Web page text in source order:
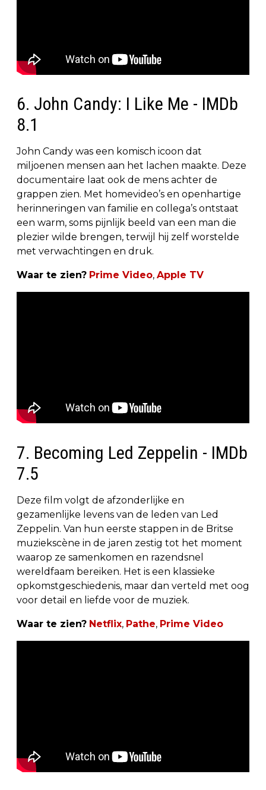
6. John Candy: I Like Me - IMDb
8.1
John Candy was een komisch icoon dat
miljoenen mensen aan het lachen maakte. Deze
documentaire laat ook de mens achter de
grappen zien. Met homevideo’s en openhartige
herinneringen van familie en collega’s ontstaat
een warm, soms pijnlijk beeld van een man die
plezier wilde brengen, terwijl hij zelf worstelde
met verwachtingen en druk.
Waar te zien? Prime Video, Apple TV
7. Becoming Led Zeppelin - IMDb
7.5
Deze film volgt de afzonderlijke en
gezamenlijke levens van de leden van Led
Zeppelin. Van hun eerste stappen in de Britse
muziekscène in de jaren zestig tot het moment
waarop ze samenkomen en razendsnel
wereldfaam bereiken. Het is een klassieke
opkomstgeschiedenis, maar dan verteld met oog
voor detail en liefde voor de muziek.
Waar te zien? Netflix, Pathe, Prime Video